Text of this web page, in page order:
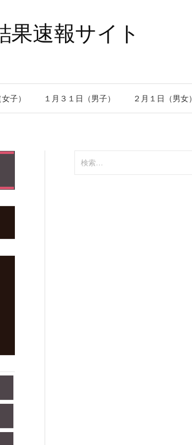
果速報サイト
子） １月３１日（男子） ２月１日（男女）
索: